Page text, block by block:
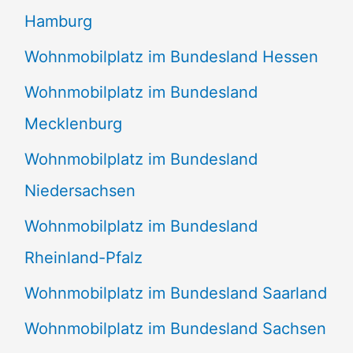
Hamburg
Wohnmobilplatz im Bundesland Hessen
Wohnmobilplatz im Bundesland
Mecklenburg
Wohnmobilplatz im Bundesland
Niedersachsen
Wohnmobilplatz im Bundesland
Rheinland-Pfalz
Wohnmobilplatz im Bundesland Saarland
Wohnmobilplatz im Bundesland Sachsen